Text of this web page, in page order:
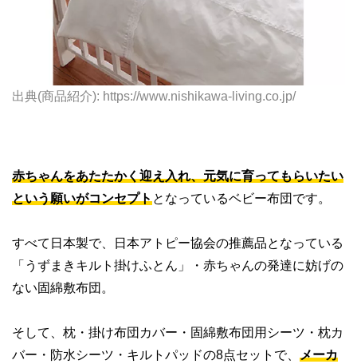
出典(商品紹介): https://www.nishikawa-living.co.jp/
赤ちゃんをあたたかく迎え入れ、元気に育ってもらいたい
という願いがコンセプトとなっているベビー布団です。
すべて日本製で、日本アトピー協会の推薦品となっている
「うずまきキルト掛けふとん」・赤ちゃんの発達に妨げの
ない固綿敷布団。
そして、枕・掛け布団カバー・固綿敷布団用シーツ・枕カ
バー・防水シーツ・キルトパッドの8点セットで、 メーカ